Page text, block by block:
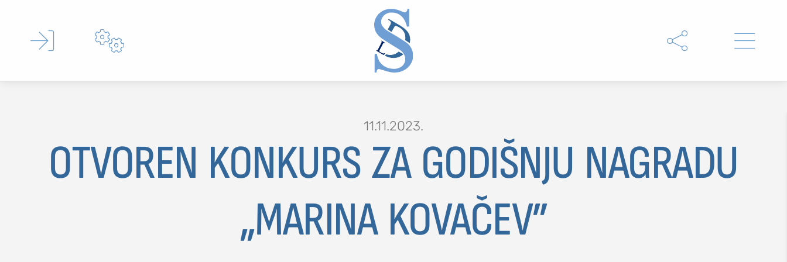
   
11.11.2023.
OTVOREN KONKURS ZA GODIŠNJU NAGRADU
„MARINA KOVAČEV”